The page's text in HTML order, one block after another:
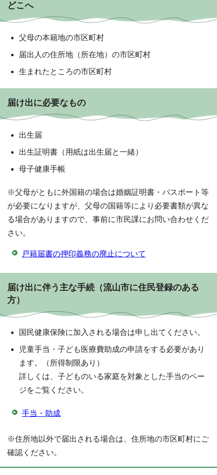
どこへ
父母の本籍地の市区町村
届出人の住所地（所在地）の市区町村
生まれたところの市区町村
届け出に必要なもの
出生届
出生証明書（用紙は出生届と一緒）
母子健康手帳
※父母がともに外国籍の場合は婚姻証明書・パスポート等
が必要になりますが、父母の国籍等により必要書類が異な
る場合がありますので、事前に市民課にお問い合わせくだ
さい。
戸籍届書の押印義務の廃止について
届け出に伴う主な手続（流山市に住民登録のある
方）
国民健康保険に加入される場合は申し出てください。
児童手当・子ども医療費助成の申請をする必要があり
ます。（所得制限あり）
詳しくは、子どものいる家庭を対象とした手当のペー
ジをご覧ください。
手当・助成
※住所地以外で届出される場合は、住所地の市区町村にご
確認ください。